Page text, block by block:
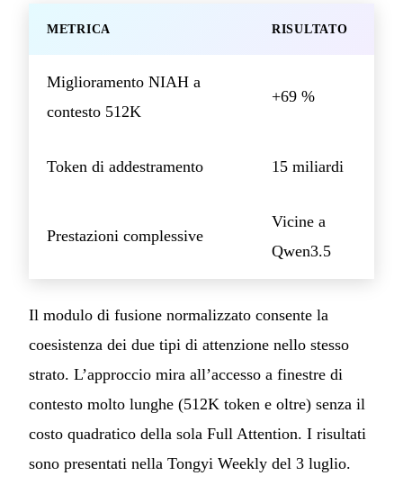
METRICA RISULTATO
Miglioramento NIAH a
contesto 512K
+69 %
Token di addestramento 15 miliardi
Prestazioni complessive
Vicine a
Qwen3.5
Il modulo di fusione normalizzato consente la
coesistenza dei due tipi di attenzione nello stesso
strato. L’approccio mira all’accesso a finestre di
contesto molto lunghe (512K token e oltre) senza il
costo quadratico della sola Full Attention. I risultati
sono presentati nella Tongyi Weekly del 3 luglio.